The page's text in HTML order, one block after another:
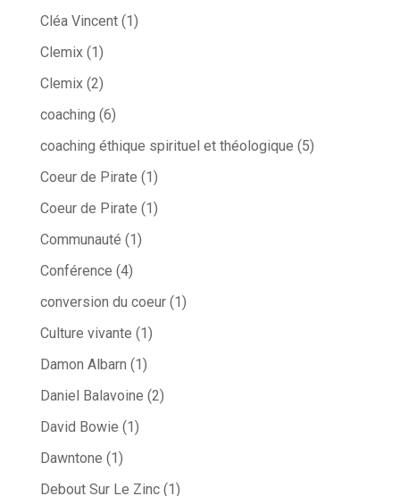
Cléa Vincent(1)
Clemix(1)
Clemix(2)
coaching (6)
coaching éthique spirituel et théologique (5)
Coeur de Pirate (1)
Coeur de Pirate (1)
Communauté (1)
Conférence (4)
conversion du coeur(1)
Culture vivante (1)
Damon Albarn (1)
Daniel Balavoine (2)
David Bowie (1)
Dawntone (1)
Debout Sur Le Zinc(1)